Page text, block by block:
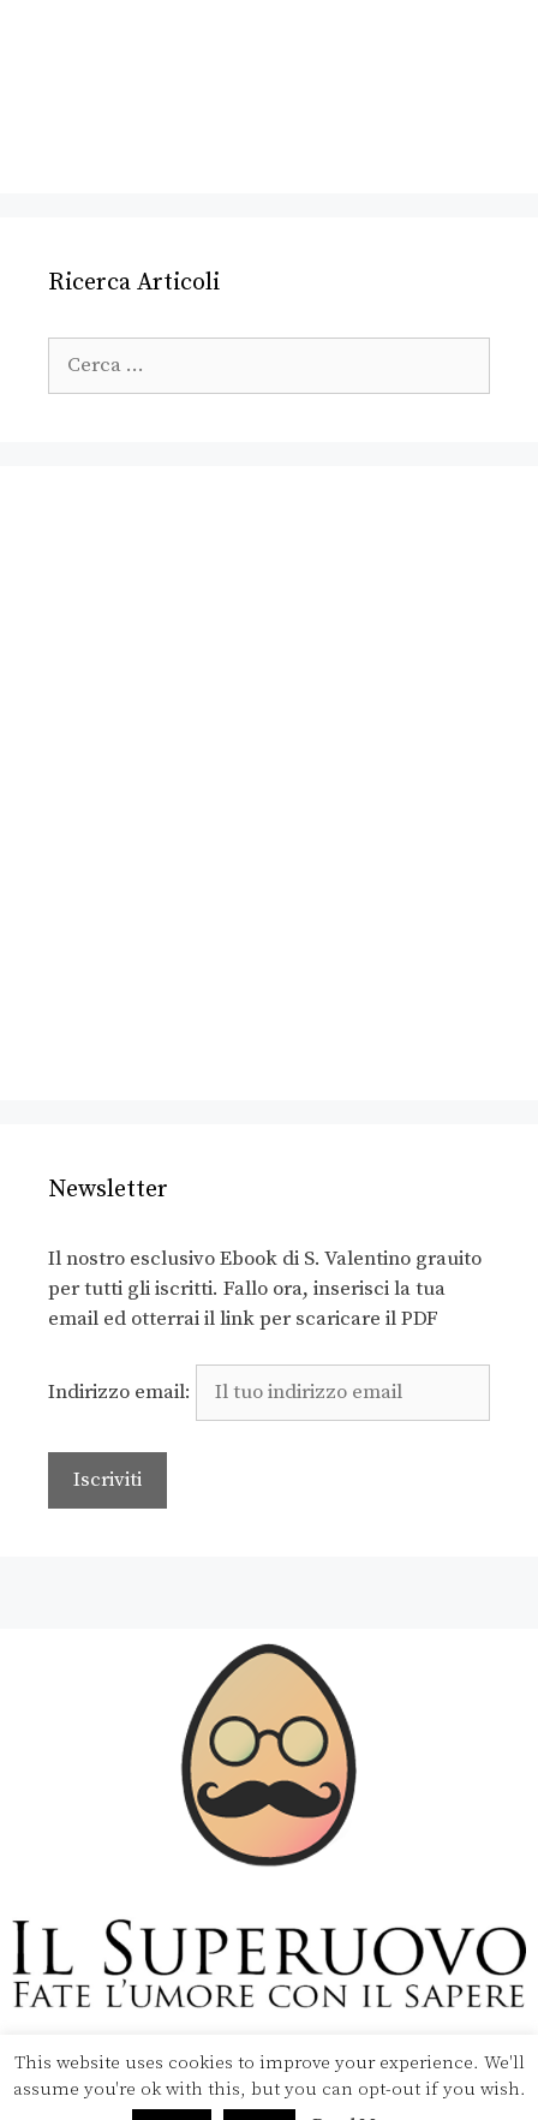
Ricerca Articoli
Newsletter
Il nostro esclusivo Ebook di S. Valentino grauito
per tutti gli iscritti. Fallo ora, inserisci la tua
email ed otterrai il link per scaricare il PDF
Indirizzo email:
Copyright © 2020 Il Superuovo — Powered by Pipool
SRL